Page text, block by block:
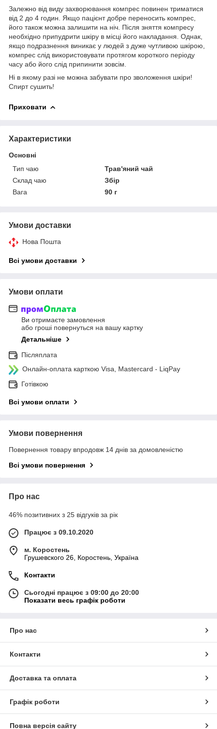
Залежно від виду захворювання компрес повинен триматися
від 2 до 4 годин. Якщо пацієнт добре переносить компрес,
його також можна залишити на ніч. Після зняття компресу
необхідно припудрити шкіру в місці його накладання. Однак,
якщо подразнення виникає у людей з дуже чутливою шкірою,
компрес слід використовувати протягом короткого періоду
часу або його слід припинити зовсім.
Ні в якому разі не можна забувати про зволоження шкіри!
Спирт сушить!
Приховати
Характеристики
Основні
Тип чаю
Трав'яний чай
Склад чаю
Збір
Вага
90 г
Умови доставки
Нова Пошта
Всі умови доставки
Умови оплати
Ви отримаєте замовлення
або гроші повернуться на вашу картку
Детальніше
Післяплата
Онлайн-оплата карткою Visa, Mastercard - LiqPay
Готівкою
Всі умови оплати
Умови повернення
Повернення товару впродовж 14 днів за домовленістю
Всі умови повернення
Про нас
46% позитивних з 25 відгуків за рік
Працює з 09.10.2020
м. Коростень
Грушевского 26, Коростень, Україна
Контакти
Сьогодні працює з 09:00 до 20:00
Показати весь графік роботи
Про нас
Контакти
Доставка та оплата
Графік роботи
Повна версія сайту